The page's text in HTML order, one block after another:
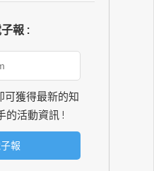
報 :
可獲得最新的知
的活動資訊 !